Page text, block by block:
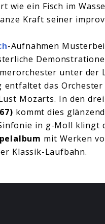
wie ein Fisch im
Kraft seiner
-Aufnahmen
unter der
entfaltet das
Mozarts. In den
kommt dies
in g-Moll klingt
mit Werken
Klassik-Laufbahn.